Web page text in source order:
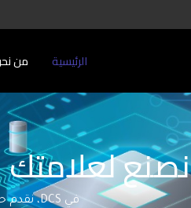
الرئيسية من
نصنع لعلامتك
في DCS، نقدم حلولاً متكاملة تبدأ من الفكرة وتصل بك إلى الصدارة.